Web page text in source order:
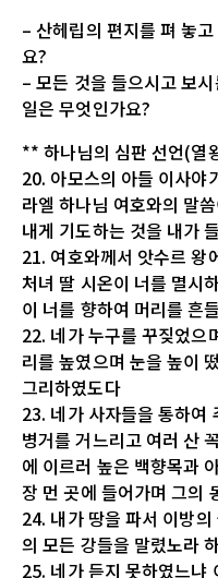
– 산헤립의 편지를 펴 놓
요?
– 모든 것을 들으시고 보
일은 무엇인가요?
** 하나님의 심판 선언(열
20. 아모스의 아들 이사야
라엘 하나님 여호와의 말
내게 기도하는 것을 내가
21. 여호와께서 앗수르 왕
처녀 딸 시온이 너를 멸시
이 너를 향하여 머리를 흔
22. 네가 누구를 꾸짖었으
리를 높였으며 눈을 높이
그리하였도다
23. 네가 사자들을 통하여
병거를 거느리고 여러 산
에 이르러 높은 백향목과
장 먼 곳에 들어가며 그의
24. 내가 땅을 파서 이방
의 모든 강들을 말렸노라
25. 네가 듣지 못하였느냐